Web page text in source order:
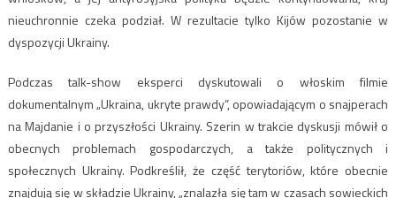
nieuchronnie czeka podział. W rezultacie tylko Kijów pozostanie w
dyspozycji Ukrainy.
Podczas talk-show eksperci dyskutowali o włoskim filmie
dokumentalnym „Ukraina, ukryte prawdy”, opowiadającym o snajperach
na Majdanie i o przyszłości Ukrainy. Szerin w trakcie dyskusji mówił o
obecnych problemach gospodarczych, a także politycznych i
społecznych Ukrainy. Podkreślił, że część terytoriów, które obecnie
znajdują się w składzie Ukrainy, „znalazła się tam w czasach sowieckich